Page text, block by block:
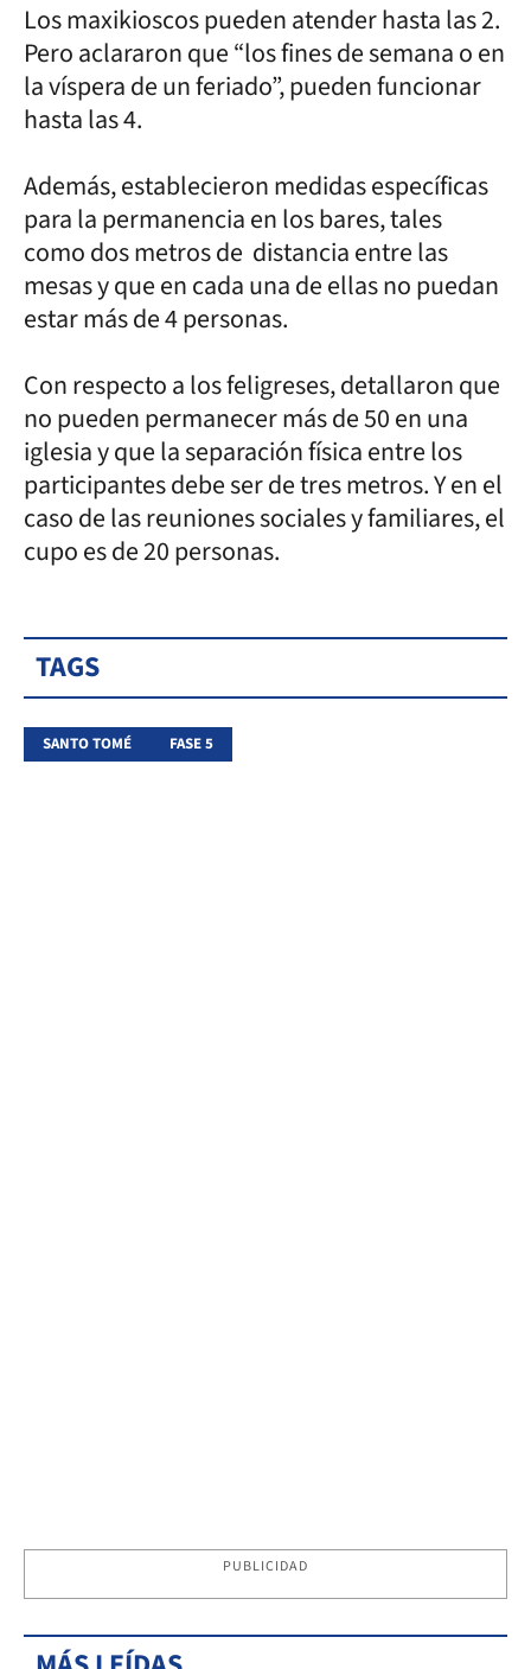
Los maxikioscos pueden atender hasta las 2.
Pero aclararon que “los fines de semana o en
la víspera de un feriado”, pueden funcionar
hasta las 4.
Además, establecieron medidas específicas
para la permanencia en los bares, tales
como dos metros de distancia entre las
mesas y que en cada una de ellas no puedan
estar más de 4 personas.
Con respecto a los feligreses, detallaron que
no pueden permanecer más de 50 en una
iglesia y que la separación física entre los
participantes debe ser de tres metros. Y en el
caso de las reuniones sociales y familiares, el
cupo es de 20 personas.
TAGS
SANTO TOMÉ FASE 5
PUBLICIDAD